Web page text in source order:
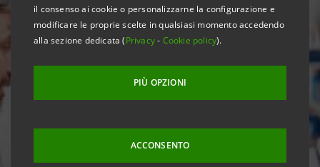
il consenso ai cookie o personalizzarne la configurazione e
modificare le proprie scelte in qualsiasi momento accedendo
alla sezione dedicata (Privacy- Cookie policy).
PIÙ OPZIONI
ACCONSENTO